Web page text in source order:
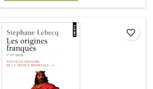
favorite_border